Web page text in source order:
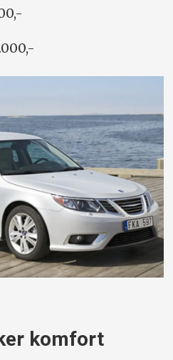
komfort